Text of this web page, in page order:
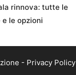
rinnova: tutte le
le opzioni
- Privacy Policy